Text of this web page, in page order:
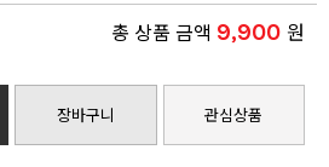
총 상품 금액 9,900 원
장바구니 관심상품